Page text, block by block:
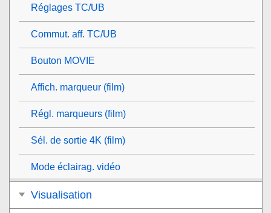
Réglages TC/UB
Commut. aff. TC/UB
Bouton MOVIE
Affich. marqueur (film)
Régl. marqueurs (film)
Sél. de sortie 4K (film)
Mode éclairag. vidéo
Visualisation